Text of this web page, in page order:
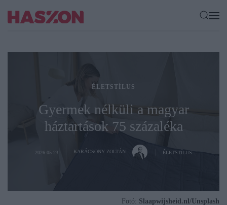
ÉLETSTÍLUS
Gyermek nélküli a magyar
háztartások 75 százaléka
2026-05-23 KARÁCSONY ZOLTÁN ÉLETSTÍLUS
Fotó: Slaapwijsheid.nl/Unsplash